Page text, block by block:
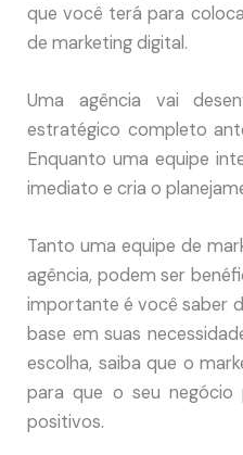
que você terá para
de marketing digital.
Uma agência vai
estratégico completo
Enquanto uma equipe
imediato e cria o
Tanto uma equipe de
agência, podem ser
importante é você saber
base em suas
escolha, saiba que o
para que o seu negócio
positivos.